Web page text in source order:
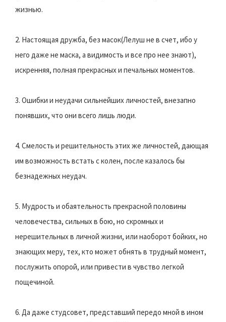
жизнью.
2. Настоящая дружба, без масок(Лелуш не в счет, ибо у
него даже не маска, а видимость и все про нее знают),
искренняя, полная прекрасных и печальных моментов.
3. Ошибки и неудачи сильнейших личностей, внезапно
понявших, что они всего лишь люди.
4. Смелость и решительность этих же личностей, дающая
им возможность встать с колен, после казалось бы
безнадежных неудач.
5. Мудрость и обаятельность прекрасной половины
человечества, сильных в бою, но скромных и
нерешительных в личной жизни, или наоборот бойких, но
знающих меру, тех, кто может обнять в трудный момент,
послужить опорой, или привести в чувство легкой
пощечиной.
6. Да даже студсовет, представший передо мной в ином